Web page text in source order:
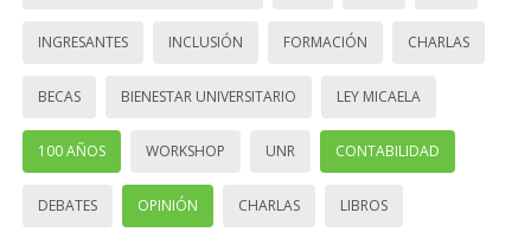
INGRESANTES INCLUSIÓN FORMACIÓN CHARLAS
BECAS BIENESTAR UNIVERSITARIO LEY MICAELA
100 AÑOS WORKSHOP UNR CONTABILIDAD
DEBATES OPINIÓN CHARLAS LIBROS